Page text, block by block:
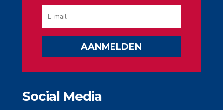
AANMELDEN
Social Media